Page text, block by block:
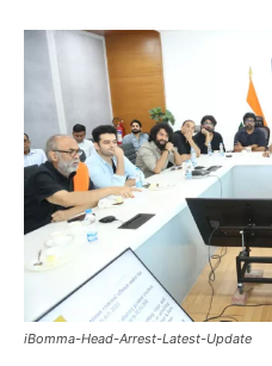
iBomma-Head-Arrest-Latest-Update